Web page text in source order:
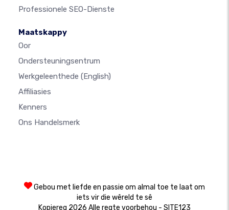
Professionele SEO-Dienste
Maatskappy
Oor
Ondersteuningsentrum
Werkgeleenthede (English)
Affiliasies
Kenners
Ons Handelsmerk
Gebou met liefde en passie om almal toe te laat om
iets vir die wêreld te sê
Kopiereg 2026 Alle regte voorbehou - SITE123